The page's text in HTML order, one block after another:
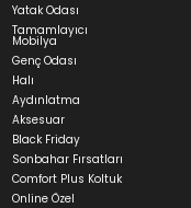
Yatak Odası
Tamamlayıcı
Mobilya
Genç Odası
Halı
Aydınlatma
Aksesuar
Black Friday
Sonbahar Fırsatları
Comfort Plus Koltuk
Online Özel